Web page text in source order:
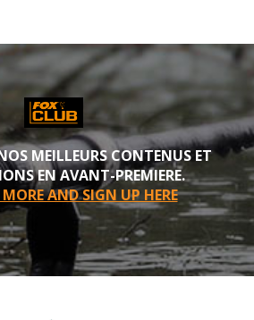
MEILLEURS CONTENUS ET
EN AVANT-PREMIERE.
AND SIGN UP HERE